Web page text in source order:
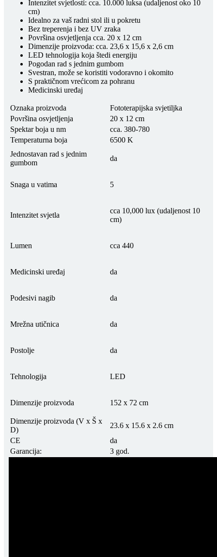
Intenzitet svjetlosti: cca. 10.000 luksa (udaljenost oko 10
cm)
Idealno za vaš radni stol ili u pokretu
Bez treperenja i bez UV zraka
Površina osvjetljenja cca. 20 x 12 cm
Dimenzije proizvoda: cca. 23,6 x 15,6 x 2,6 cm
LED tehnologija koja štedi energiju
Pogodan rad s jednim gumbom
Svestran, može se koristiti vodoravno i okomito
S praktičnom vrećicom za pohranu
Medicinski uređaj
Oznaka proizvoda
Fototerapijska svjetiljka
Površina osvjetljenja
20 x 12 cm
Spektar boja u nm
cca. 380-780
Temperaturna boja
6500 K
Jednostavan rad s jednim
gumbom
da
Snaga u vatima 5
Intenzitet svjetla
cca 10,000 lux (udaljenost 10
cm)
Lumen cca 440
Medicinski uređaj da
Podesivi nagib da
Mrežna utičnica da
Postolje da
Tehnologija LED
Dimenzije proizvoda 152 x 72 cm
Dimenzije proizvoda (V x Š x
D)
23.6 x 15.6 x 2.6 cm
CE
da
Garancija:
3 god.